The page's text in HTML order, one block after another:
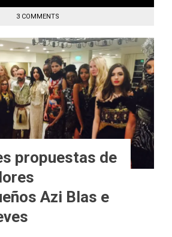
3 COMMENTS
propuestas de
Azi Blas e